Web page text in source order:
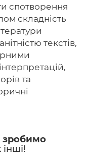
спотворення
складність
текстів,
та
інші!